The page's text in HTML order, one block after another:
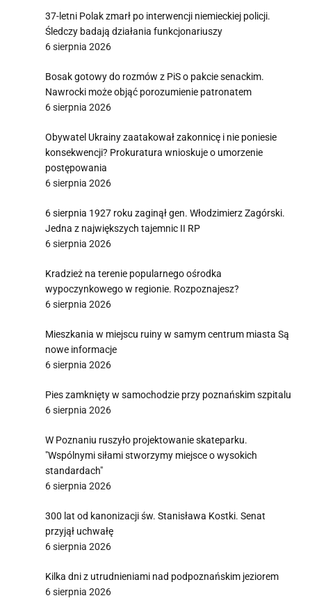
37-letni Polak zmarł po interwencji niemieckiej policji.
Śledczy badają działania funkcjonariuszy
6 sierpnia 2026
Bosak gotowy do rozmów z PiS o pakcie senackim.
Nawrocki może objąć porozumienie patronatem
6 sierpnia 2026
Obywatel Ukrainy zaatakował zakonnicę i nie poniesie
konsekwencji? Prokuratura wnioskuje o umorzenie
postępowania
6 sierpnia 2026
6 sierpnia 1927 roku zaginął gen. Włodzimierz Zagórski.
Jedna z największych tajemnic II RP
6 sierpnia 2026
Kradzież na terenie popularnego ośrodka
wypoczynkowego w regionie. Rozpoznajesz?
6 sierpnia 2026
Mieszkania w miejscu ruiny w samym centrum miasta Są
nowe informacje
6 sierpnia 2026
Pies zamknięty w samochodzie przy poznańskim szpitalu
6 sierpnia 2026
W Poznaniu ruszyło projektowanie skateparku.
"Wspólnymi siłami stworzymy miejsce o wysokich
standardach"
6 sierpnia 2026
300 lat od kanonizacji św. Stanisława Kostki. Senat
przyjął uchwałę
6 sierpnia 2026
Kilka dni z utrudnieniami nad podpoznańskim jeziorem
6 sierpnia 2026